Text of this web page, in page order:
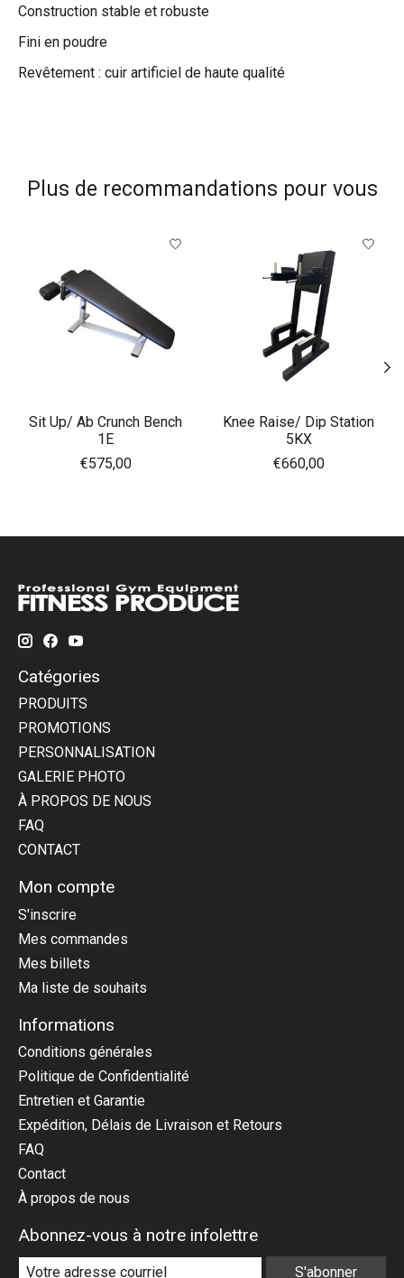
Construction stable et robuste
Fini en poudre
Revêtement : cuir artificiel de haute qualité
Plus de recommandations pour vous
Articles du carrousel de produits
Sit Up/ Ab Crunch Bench
1E
€575,00
Knee Raise/ Dip Station
5KX
€660,00
Catégories
PRODUITS
PROMOTIONS
PERSONNALISATION
GALERIE PHOTO
À PROPOS DE NOUS
FAQ
CONTACT
Mon compte
S'inscrire
Mes commandes
Mes billets
Ma liste de souhaits
Informations
Conditions générales
Politique de Confidentialité
Entretien et Garantie
Expédition, Délais de Livraison et Retours
FAQ
Contact
À propos de nous
Abonnez-vous à notre infolettre
S'abonner